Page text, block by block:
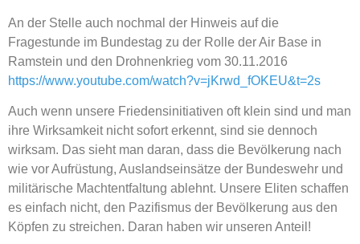
An der Stelle auch nochmal der Hinweis auf die
Fragestunde im Bundestag zu der Rolle der Air Base in
Ramstein und den Drohnenkrieg vom 30.11.2016
https://www.youtube.com/watch?v=jKrwd_fOKEU&t=2s
Auch wenn unsere Friedensinitiativen oft klein sind und man
ihre Wirksamkeit nicht sofort erkennt, sind sie dennoch
wirksam. Das sieht man daran, dass die Bevölkerung nach
wie vor Aufrüstung, Auslandseinsätze der Bundeswehr und
militärische Machtentfaltung ablehnt. Unsere Eliten schaffen
es einfach nicht, den Pazifismus der Bevölkerung aus den
Köpfen zu streichen. Daran haben wir unseren Anteil!